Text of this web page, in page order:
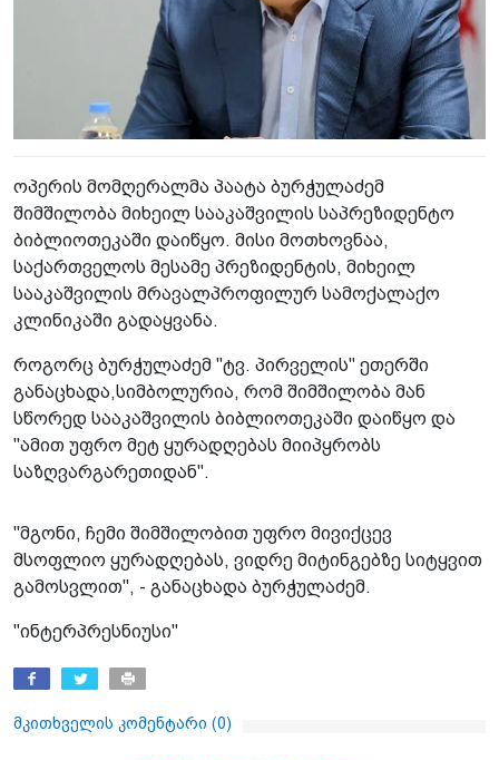
ოპერის მომღერალმა პაატა ბურჭულაძემ
შიმშილობა მიხეილ სააკაშვილის საპრეზიდენტო
ბიბლიოთეკაში დაიწყო. მისი მოთხოვნაა,
საქართველოს მესამე პრეზიდენტის, მიხეილ
სააკაშვილის მრავალპროფილურ სამოქალაქო
კლინიკაში გადაყვანა.
როგორც ბურჭულაძემ "ტვ. პირველის" ეთერში
განაცხადა,სიმბოლურია, რომ შიმშილობა მან
სწორედ სააკაშვილის ბიბლიოთეკაში დაიწყო და
"ამით უფრო მეტ ყურადღებას მიიპყრობს
საზღვარგარეთიდან".
"მგონი, ჩემი შიმშილობით უფრო მივიქცევ
მსოფლიო ყურადღებას, ვიდრე მიტინგებზე სიტყვით
გამოსვლით", - განაცხადა ბურჭულაძემ.
"ინტერპრესნიუსი"
მკითხველის კომენტარი (0)